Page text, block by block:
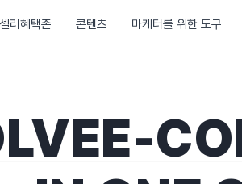
셀러혜택존 콘텐츠 마케터를 위한 도구
E-